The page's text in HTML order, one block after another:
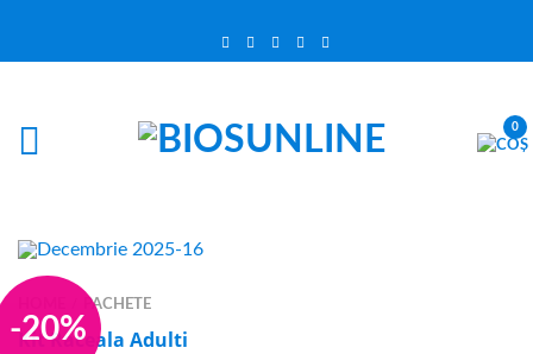
0
-20%
PACHETE
Kit Raceala Adulti